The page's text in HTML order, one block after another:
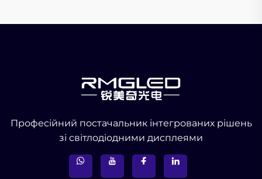
Професійний постачальник інтегрованих рішень
зі світлодіодними дисплеями